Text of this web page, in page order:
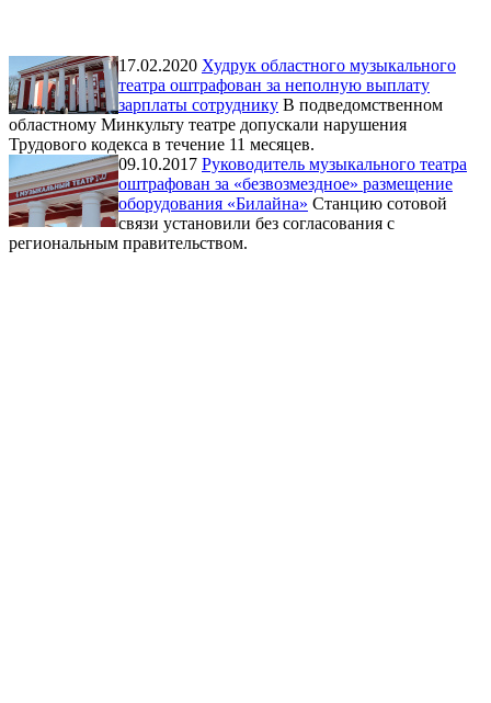
17.02.2020 Худрук областного музыкального
театра оштрафован за неполную выплату
зарплаты сотруднику В подведомственном
областному Минкульту театре допускали нарушения
Трудового кодекса в течение 11 месяцев.
09.10.2017 Руководитель музыкального театра
оштрафован за «безвозмездное» размещение
оборудования «Билайна» Станцию сотовой
связи установили без согласования с
региональным правительством.